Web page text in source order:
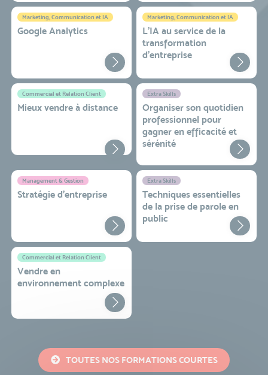
Marketing, Communication et IA
Google Analytics
Marketing, Communication et IA
L'IA au service de la
transformation
d'entreprise
Commercial et Relation Client
Mieux vendre à distance
Extra Skills
Organiser son quotidien
professionnel pour
gagner en efficacité et
sérénité
Management & Gestion
Stratégie d’entreprise
Extra Skills
Techniques essentielles
de la prise de parole en
public
Commercial et Relation Client
Vendre en
environnement complexe
TOUTES NOS FORMATIONS COURTES